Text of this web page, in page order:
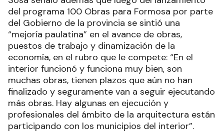
del programa 100 Obras para Formosa por parte
del Gobierno de la provincia se sintió una
“mejoría paulatina” en el avance de obras,
puestos de trabajo y dinamización de la
economía, en el rubro que le compete: “En el
interior funcionó y funciona muy bien, son
muchas obras, tienen plazos que aún no han
finalizado y seguramente van a seguir ejecutando
más obras. Hay algunas en ejecución y
profesionales del ámbito de la arquitectura están
participando con los municipios del interior”.